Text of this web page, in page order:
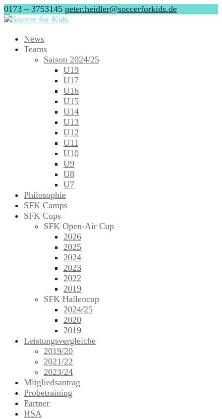
0173 – 3753145 peter.heidler@soccerforkids.de
News
Teams
Saison 2024/25
U19
U17
U16
U15
U14
U13
U12
U11
U10
U9
U8
U7
Philosophie
SFK Camps
SFK Cups
SFK Open-Air Cup
2026
2025
2024
2023
2022
2019
SFK Hallencup
2024/25
2020
2019
Leistungsvergleiche
2019/20
2021/22
2023/24
Mitgliedsantrag
Probetraining
Partner
HSA